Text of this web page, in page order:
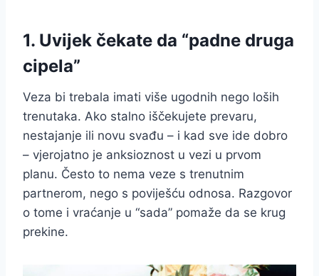
1. Uvijek čekate da “padne druga
cipela”
Veza bi trebala imati više ugodnih nego loših
trenutaka. Ako stalno iščekujete prevaru,
nestajanje ili novu svađu – i kad sve ide dobro
– vjerojatno je anksioznost u vezi u prvom
planu. Često to nema veze s trenutnim
partnerom, nego s poviješću odnosa. Razgovor
o tome i vraćanje u “sada” pomaže da se krug
prekine.